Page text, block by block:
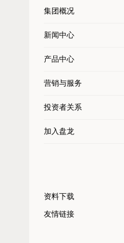
集团概况
新闻中心
产品中心
营销与服务
投资者关系
加入盘龙
资料下载
友情链接